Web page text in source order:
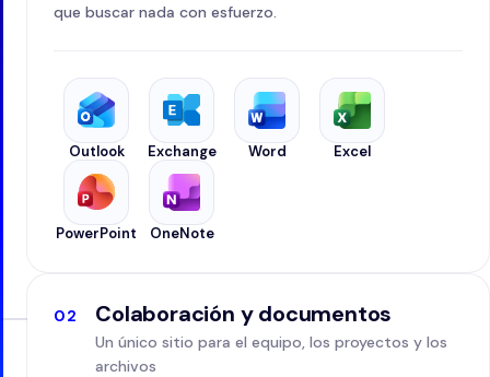
que buscar nada con esfuerzo.
Outlook Exchange Word Excel
PowerPoint OneNote
02 Colaboración y documentos
Un único sitio para el equipo, los proyectos y los
archivos